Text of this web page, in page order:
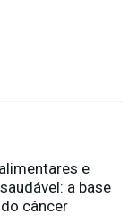
e
a base
câncer